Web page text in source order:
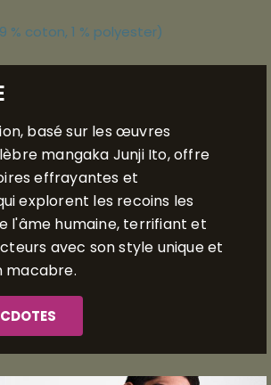
% coton, 1 % polyester)
basé sur les œuvres
mangaka Junji Ito, offre
effrayantes et
explorent les recoins les
l'âme humaine, terrifiant et
avec son style unique et
macabre.